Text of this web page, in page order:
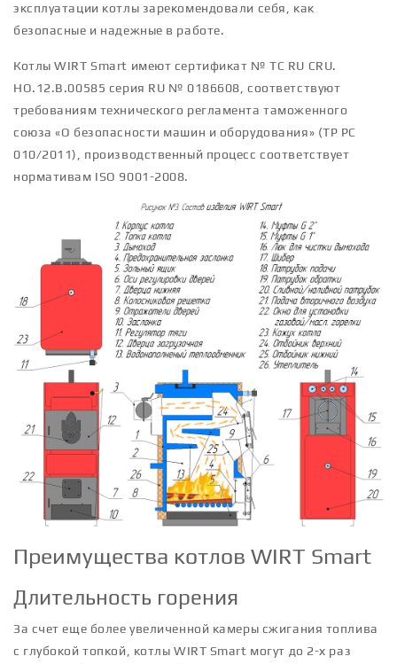
эксплуатации котлы зарекомендовали себя, как
безопасные и надежные в работе.
Котлы WIRT Smart имеют сертификат № ТС RU CRU.
HO.12.B.00585 серия RU № 0186608, соответствуют
требованиям технического регламента таможенного
союза «О безопасности машин и оборудования» (ТР РС
010/2011), производственный процесс соответствует
нормативам ISO 9001-2008.
Преимущества котлов WIRT Smart
Длительность горения
За счет еще более увеличенной камеры сжигания топлива
с глубокой топкой, котлы WIRT Smart могут до 2-х раз